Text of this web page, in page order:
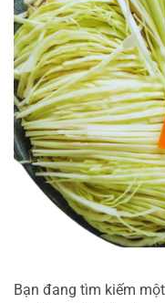
Bạn đang tìm kiếm